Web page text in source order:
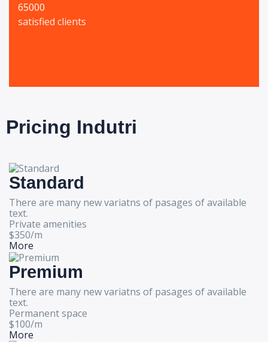
65000
satisfied clients
Pricing Indutri
Standard
There are many new variatns of pasages of available
text.
Private amenities
$350/m
More
Premium
There are many new variatns of pasages of available
text.
Permanent space
$100/m
More